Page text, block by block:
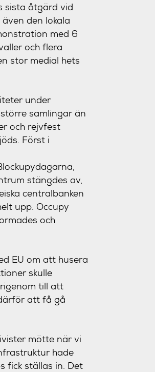
sista åtgärd vid
den lokala
med 6
och flera
stor medial hets
under
samlingar än
och rejvfest
Först i
stängdes av,
centralbanken
upp. Occupy
och
EU om att husera
skulle
till att
att få gå
mötte när vi
hade
fick ställas in. Det